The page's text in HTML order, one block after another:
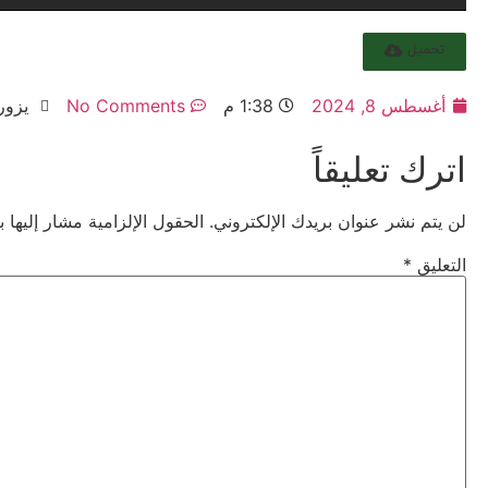
تحميل
أغسطس 8, 2024 1:38 م No Comments يزور:
اترك تعليقاً
لن يتم نشر عنوان بريدك الإلكتروني. الحقول الإلزامية مشار إليها
التعليق *